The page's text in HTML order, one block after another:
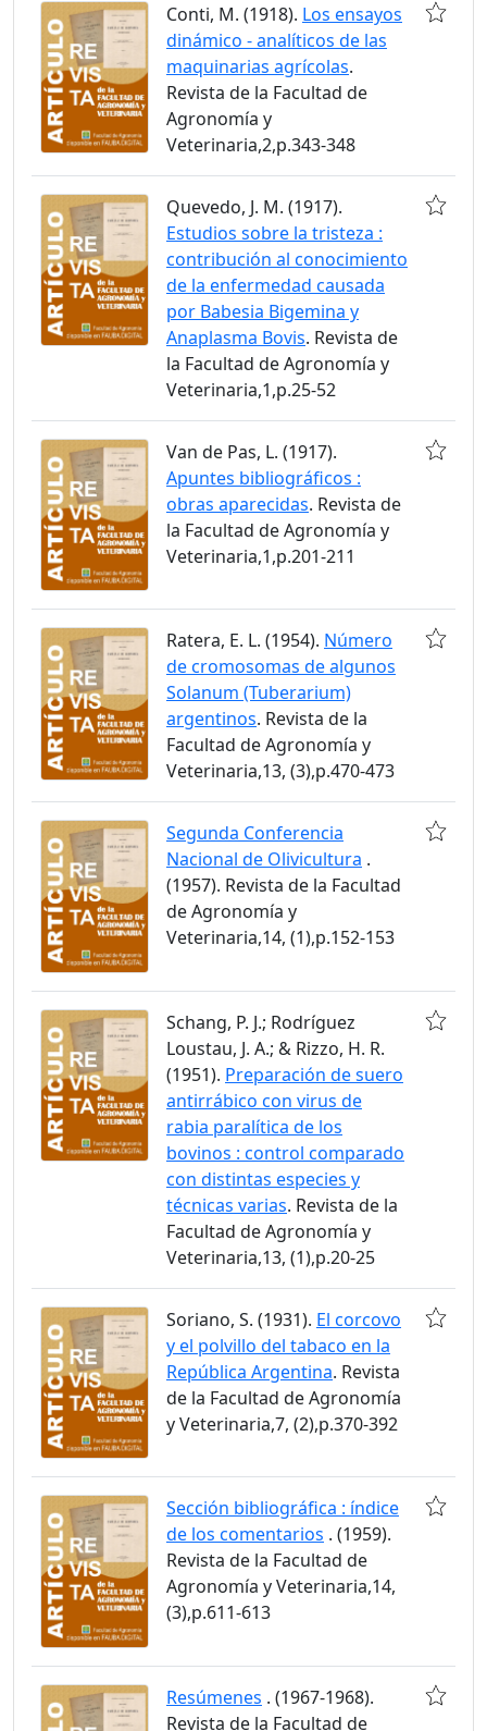
Conti, M. (1918). Los ensayos
dinámico - analíticos de las
maquinarias agrícolas.
Revista de la Facultad de
Agronomía y
Veterinaria,2,p.343-348
Quevedo, J. M. (1917).
Estudios sobre la tristeza :
contribución al conocimiento
de la enfermedad causada
por Babesia Bigemina y
Anaplasma Bovis. Revista de
la Facultad de Agronomía y
Veterinaria,1,p.25-52
Van de Pas, L. (1917).
Apuntes bibliográficos :
obras aparecidas. Revista de
la Facultad de Agronomía y
Veterinaria,1,p.201-211
Ratera, E. L. (1954). Número
de cromosomas de algunos
Solanum (Tuberarium)
argentinos. Revista de la
Facultad de Agronomía y
Veterinaria,13, (3),p.470-473
Segunda Conferencia
Nacional de Olivicultura .
(1957). Revista de la Facultad
de Agronomía y
Veterinaria,14, (1),p.152-153
Schang, P. J.; Rodríguez
Loustau, J. A.; & Rizzo, H. R.
(1951). Preparación de suero
antirrábico con virus de
rabia paralítica de los
bovinos : control comparado
con distintas especies y
técnicas varias. Revista de la
Facultad de Agronomía y
Veterinaria,13, (1),p.20-25
Soriano, S. (1931). El corcovo
y el polvillo del tabaco en la
República Argentina. Revista
de la Facultad de Agronomía
y Veterinaria,7, (2),p.370-392
Sección bibliográfica : índice
de los comentarios . (1959).
Revista de la Facultad de
Agronomía y Veterinaria,14,
(3),p.611-613
Resúmenes . (1967-1968).
Revista de la Facultad de